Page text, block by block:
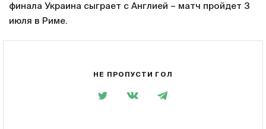
финала Украина сыграет с Англией – матч пройдет 3
июля в Риме.
НЕ ПРОПУСТИ ГОЛ